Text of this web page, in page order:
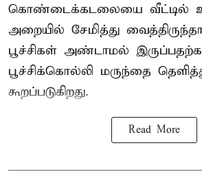
கொண்டைக்கடலையை வீட்டில்
அறையில் சேமித்து
பூச்சிகள் அண்டாமல்
பூச்சிக்கொல்லி மருந்தை
கூறப்படுகிறது.
Read More